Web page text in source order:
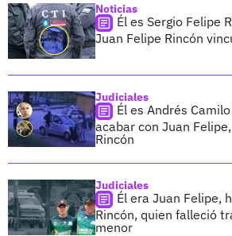
Noticias
Él es Sergio Felipe
Juan Felipe Rincón
Judiciales
Él es Andrés
acabar con Juan
Rincón
Judiciales
Él era Juan Felipe,
Rincón, quien falleció
menor